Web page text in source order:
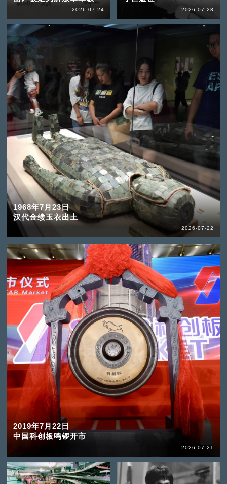
2026-07-24 2026-07-23
1968年7月23日
汉代金缕玉衣出土
2026-07-22
2019年7月22日
中国科创板鸣锣开市
2026-07-21